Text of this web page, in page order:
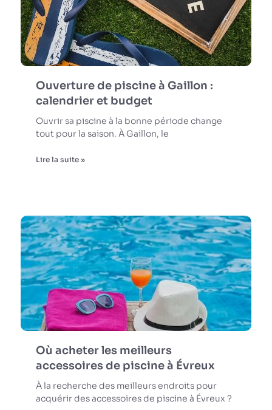
Ouverture de piscine à Gaillon :
calendrier et budget
Ouvrir sa piscine à la bonne période change
tout pour la saison. À Gaillon, le
Lire la suite »
Où acheter les meilleurs
accessoires de piscine à Évreux
À la recherche des meilleurs endroits pour
acquérir des accessoires de piscine à Évreux ?